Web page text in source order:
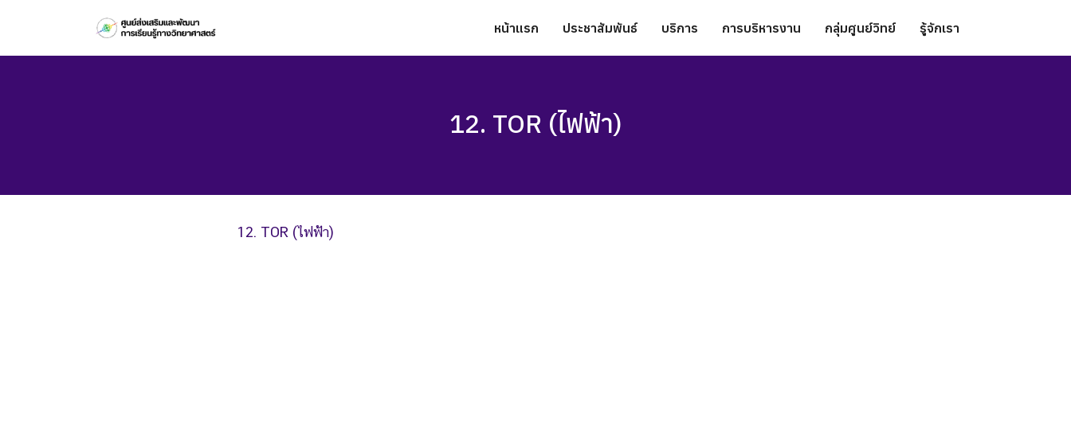
content
หน้าแรก ประชาสัมพันธ์ บริการ การบริหารงาน กลุ่มศูนย์วิทย์ รู้จักเรา
12. TOR (ไฟฟ้า)
12. TOR (ไฟฟ้า)